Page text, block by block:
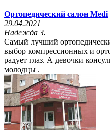
Ортопедический салон Medi
29.04.2021
Надежда З.
Самый лучший
выбор компрессионных и
радует глаз. А девочки
молодцы .